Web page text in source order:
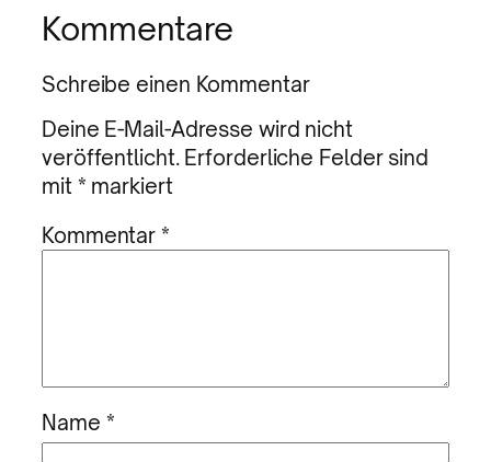
Kommentare
Schreibe einen Kommentar
Deine E-Mail-Adresse wird nicht
veröffentlicht. Erforderliche Felder sind
mit * markiert
Kommentar*
Name *